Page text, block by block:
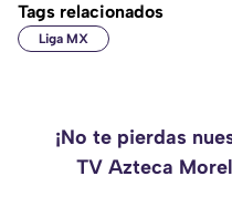
Tags relacionados
Liga MX
¡No te pierdas
TV Azteca